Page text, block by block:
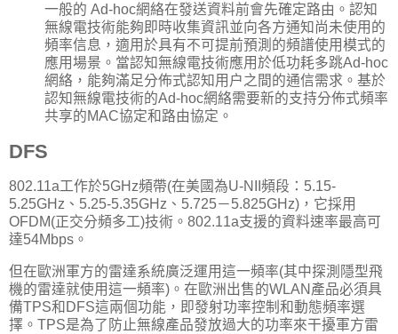
一般的 Ad-hoc網絡在發送資料前會先確定路由。認知
無線電技術能夠即時收集資訊並向各方通知尚未使用的
頻率信息，適用於具有不可提前預測的頻譜使用模式的
應用場景。當認知無線電技術應用於低功耗多跳Ad-hoc
網絡，能夠滿足分佈式認知用户之間的通信需求。基於
認知無線電技術的Ad-hoc網絡需要新的支持分佈式頻率
共享的MAC協定和路由協定。
DFS
802.11a工作於5GHz頻帶(在美國為U-NII頻段：5.15-
5.25GHz、5.25-5.35GHz、5.725－5.825GHz)，它採用
OFDM(正交分頻多工)技術。802.11a支援的資料速率最高可
達54Mbps。
但在歐洲軍方的雷達系統廣泛運用這一頻率(其中探測隱型飛
機的雷達就使用這一頻率)。在歐洲出售的WLAN產品必須具
備TPS和DFS這兩個功能，即發射功率控制和動態頻率選
擇。TPS是為了防止無線產品發放過大的功率來干擾軍方雷